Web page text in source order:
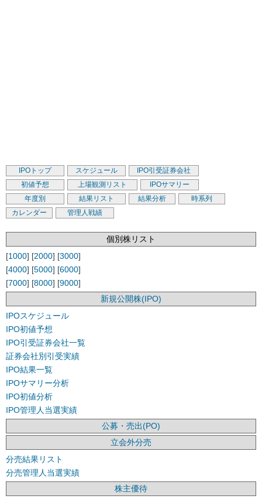
IPOトップ スケジュール
IPO引受証券会社
初値予想
上場観測リスト
IPOサマリー
年度別
結果リスト 結果分析
時系列
カレンダー
管理人戦績
個別株リスト
[1000] [2000] [3000]
[4000] [5000] [6000]
[7000] [8000] [9000]
新規公開株(IPO)
IPOスケジュール
IPO初値予想
IPO引受証券会社一覧
証券会社別引受実績
IPO結果一覧
IPOサマリー分析
IPO初値分析
IPO管理人当選実績
公募・売出(PO)
立会外分売
分売結果リスト
分売管理人当選実績
株主優待